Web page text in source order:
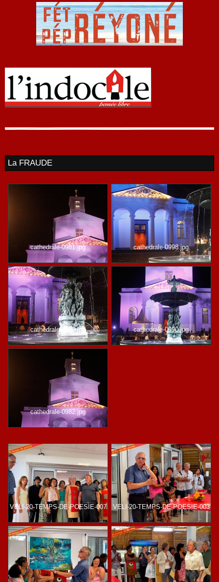
La FRAUDE
cathedrale-0981.jpg cathedrale-0998.jpg
cathedrale-0993.jpg cathedrale-0990.jpg
cathedrale-0982.jpg
VELI-20-TEMPS-DE-POESIE-007 VELI-20-TEMPS-DE-POESIE-003